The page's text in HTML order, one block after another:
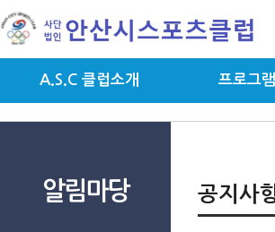
A.S.C 클럽소개 프로그
알림마당 공지사